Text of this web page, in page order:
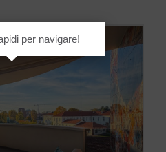
per navigare!